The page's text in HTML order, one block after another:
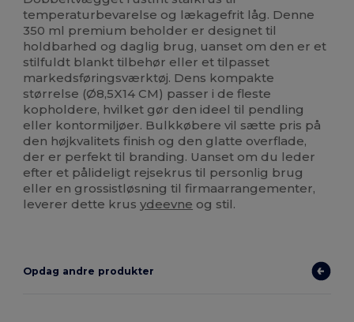
temperaturbevarelse og lækagefrit låg. Denne
350 ml premium beholder er designet til
holdbarhed og daglig brug, uanset om den er et
stilfuldt blankt tilbehør eller et tilpasset
markedsføringsværktøj. Dens kompakte
størrelse (Ø8,5X14 CM) passer i de fleste
kopholdere, hvilket gør den ideel til pendling
eller kontormiljøer. Bulkkøbere vil sætte pris på
den højkvalitets finish og den glatte overflade,
der er perfekt til branding. Uanset om du leder
efter et pålideligt rejsekrus til personlig brug
eller en grossistløsning til firmaarrangementer,
leverer dette krusydeevne og stil.
Opdag andre produkter